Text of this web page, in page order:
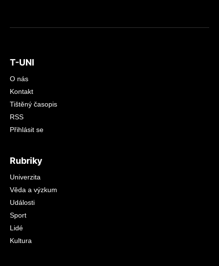
T-UNI
O nás
Kontakt
Tištěný časopis
RSS
Přihlásit se
Rubriky
Univerzita
Věda a výzkum
Události
Sport
Lidé
Kultura